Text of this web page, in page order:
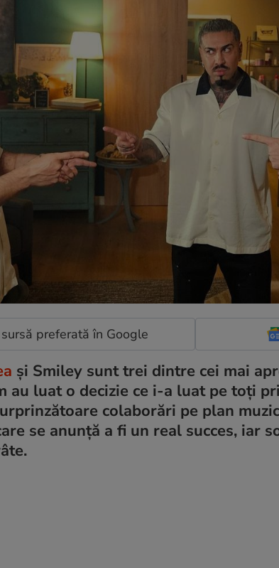
preferată în Google
și Smiley sunt trei dintre cei mai
au luat o decizie ce i-a luat pe toți
colaborări pe plan
se anunță a fi un real succes, iar